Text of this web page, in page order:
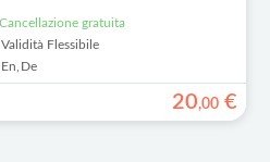
Cancellazione gratuita
Validità Flessibile
En,De
20,00 €